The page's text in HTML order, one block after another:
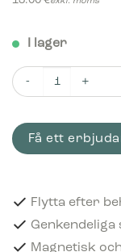
I lager
Piktogram
Få ett
Flytta efter
Genkendeliga
Magnetisk